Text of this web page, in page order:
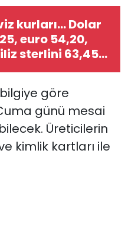
kurları… Dolar
euro 54,20,
sterlini 63,45
göre
günü mesai
Üreticilerin
kimlik kartları ile